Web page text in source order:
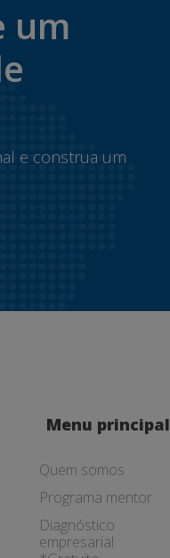
um
e construa um
Menu principal
Quem somos
Programa mentor
Diagnóstico
empresarial